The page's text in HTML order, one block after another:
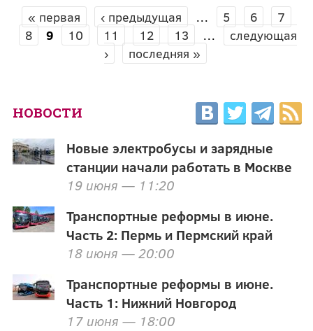
СТРАНИЦЫ
« первая ‹ предыдущая … 5 6
7
8
9 10 11 12 13 …
следующая
›
последняя »
НОВОСТИ
Новые электробусы и зарядные
станции начали работать в Москве
19 июня — 11:20
Транспортные реформы в июне.
Часть 2: Пермь и Пермский край
18 июня — 20:00
Транспортные реформы в июне.
Часть 1: Нижний Новгород
17 июня — 18:00